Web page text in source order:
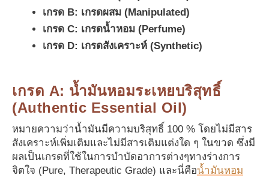
เกรด B: เกรดผสม (Manipulated)
เกรด C: เกรดน้ำหอม (Perfume)
เกรด D: เกรดสังเคราะห์ (Synthetic)
เกรด A: น้ำมันหอมระเหยบริสุทธิ์
(Authentic Essential Oil)
หมายความว่าน้ำมันมีความบริสุทธิ์ 100 % โดยไม่มีสาร
สังเคราะห์เพิ่มเติมและไม่มีสารเติมแต่งใด ๆ ในขวด ซึ่งมี
ผลเป็นเกรดที่ใช้ในการบำบัดอาการต่างๆทางร่างการ
จิตใจ (Pure, Therapeutic Grade) และนี่คือน้ำมันหอม